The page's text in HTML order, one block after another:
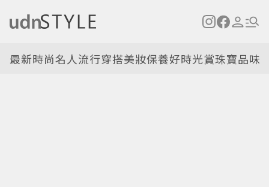
最新時尚名人流行穿搭美妝保養好時光賞珠寶品味